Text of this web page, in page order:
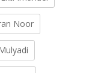
Noor